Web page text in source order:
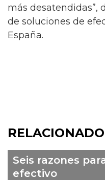
más desatendidas”,
de soluciones de
España.
RELACIONADO
Seis razones
efectivo